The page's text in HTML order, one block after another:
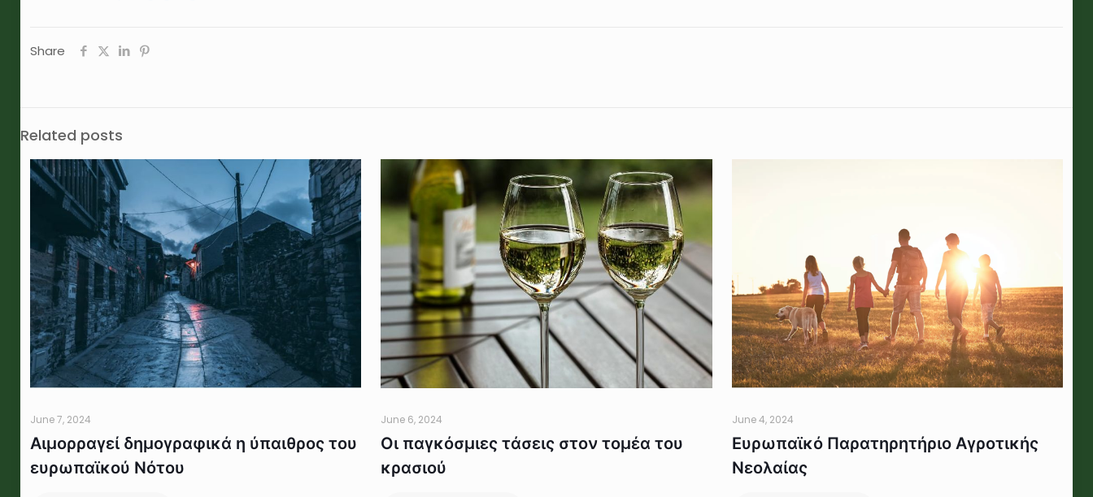
Share
Related posts
June 7, 2024
Αιμορραγεί δημογραφικά η ύπαιθρος του
ευρωπαϊκού Νότου
June 6, 2024
Οι παγκόσμιες τάσεις στον τομέα του
κρασιού
June 4, 2024
Ευρωπαϊκό Παρατηρητήριο Αγροτικής
Νεολαίας